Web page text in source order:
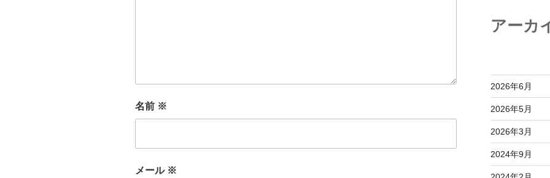
名前 ※
メール ※
アーカ
2026年6月
2026年5月
2026年3月
2024年9月